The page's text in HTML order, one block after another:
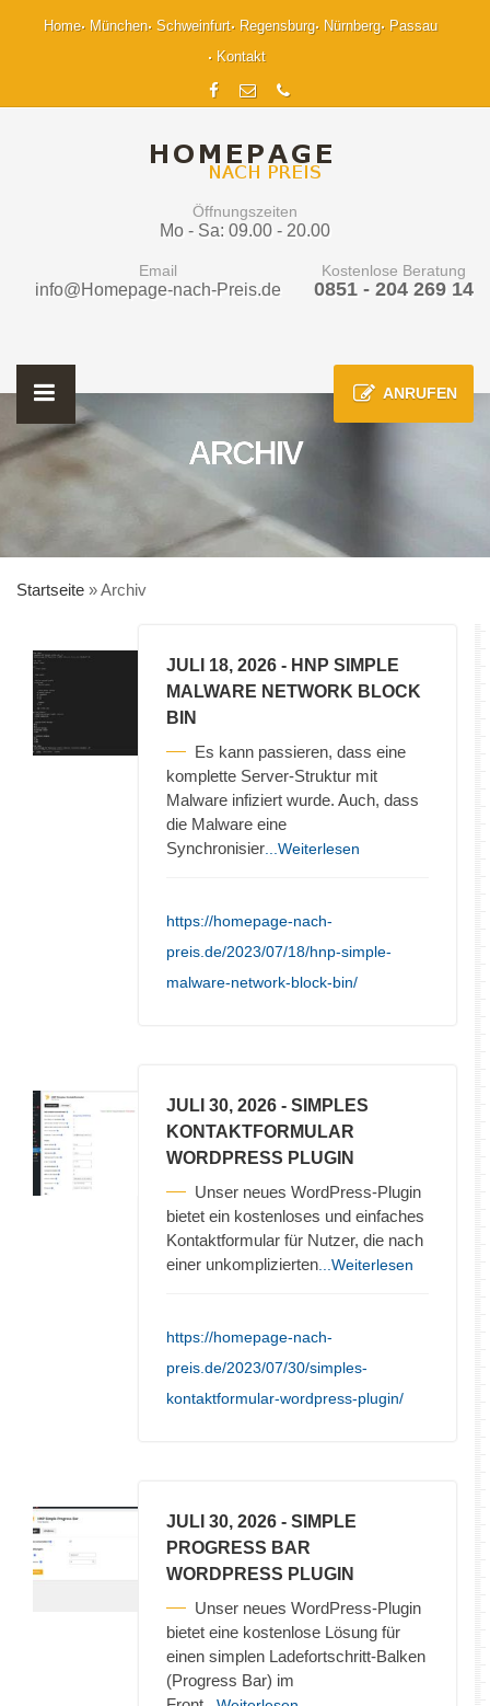
Home München Schweinfurt Regensburg Nürnberg
Passau
Kontakt
Öffnungszeiten
Mo - Sa: 09.00 - 20.00
Email
info@Homepage-nach-Preis.de
Kostenlose Beratung
0851 - 204 269 14
ANRUFEN
ARCHIV
Startseite »Archiv
JULI 18, 2026 - HNP SIMPLE
MALWARE NETWORK BLOCK
BIN
Es kann passieren, dass eine
komplette Server-Struktur mit
Malware infiziert wurde. Auch, dass
die Malware eine
Synchronisier ...Weiterlesen
https://homepage-nach-
preis.de/2023/07/18/hnp-simple-
malware-network-block-bin/
JULI 30, 2026 - SIMPLES
KONTAKTFORMULAR
WORDPRESS PLUGIN
Unser neues WordPress-Plugin
bietet ein kostenloses und einfaches
Kontaktformular für Nutzer, die nach
einer unkomplizierten ...Weiterlesen
https://homepage-nach-
preis.de/2023/07/30/simples-
kontaktformular-wordpress-plugin/
JULI 30, 2026 - SIMPLE
PROGRESS BAR
WORDPRESS PLUGIN
Unser neues WordPress-Plugin
bietet eine kostenlose Lösung für
einen simplen Ladefortschritt-Balken
(Progress Bar) im